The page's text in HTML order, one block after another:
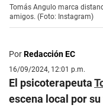
Tomás Angulo marca
amigos. (Foto: Instagram)
PorRedacción EC
16/09/2024, 12:01 p.m.
El psicoterapeuta
escena local por